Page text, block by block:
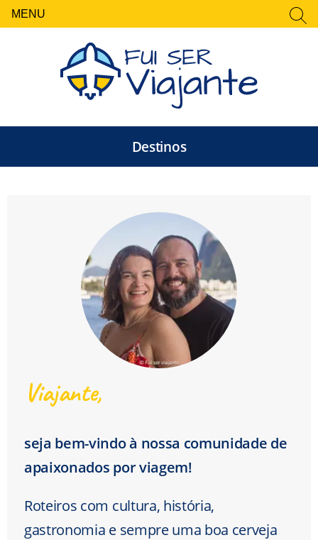
MENU
Destinos
Fui Ser Viajante —
Viajante,
seja bem-vindo à nossa comunidade de
apaixonados por viagem!
Roteiros com cultura, história,
gastronomia e sempre uma boa cerveja
FECHAR